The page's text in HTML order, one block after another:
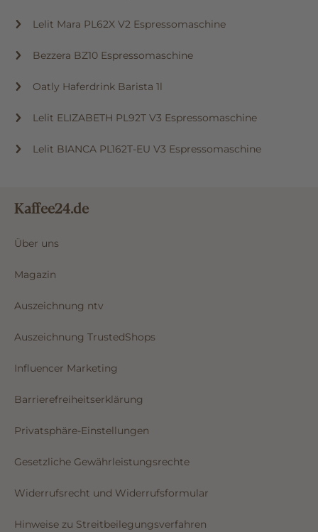
Lelit Mara PL62X V2 Espressomaschine
Bezzera BZ10 Espressomaschine
Oatly Haferdrink Barista 1l
Lelit ELIZABETH PL92T V3 Espressomaschine
Lelit BIANCA PL162T-EU V3 Espressomaschine
Kaffee24.de
Über uns
Magazin
Auszeichnung ntv
Auszeichnung TrustedShops
Influencer Marketing
Barrierefreiheitserklärung
Privatsphäre-Einstellungen
Gesetzliche Gewährleistungsrechte
Widerrufsrecht und Widerrufsformular
Hinweise zu Streitbeilegungsverfahren